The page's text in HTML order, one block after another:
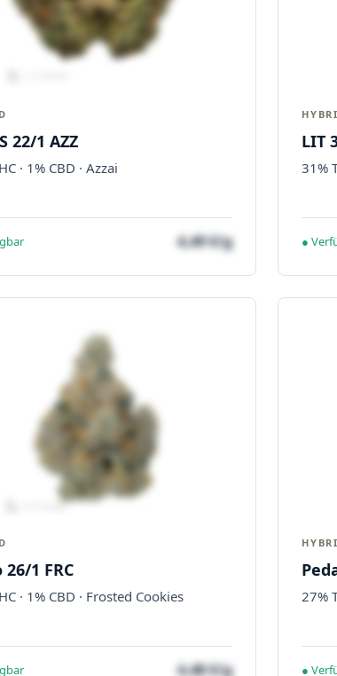
22/1 AZZ
· 1% CBD · Azzai
4,49 €/g
LIT
31%
●
1 FRC
· 1% CBD · Frosted Cookies
4,48 €/g
27%
●